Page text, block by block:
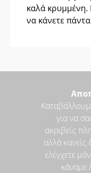
καλά κρυμμένη.
να κάνετε
για να
ακριβείς
αλλά κανείς
ελέγχετε
κάναμε